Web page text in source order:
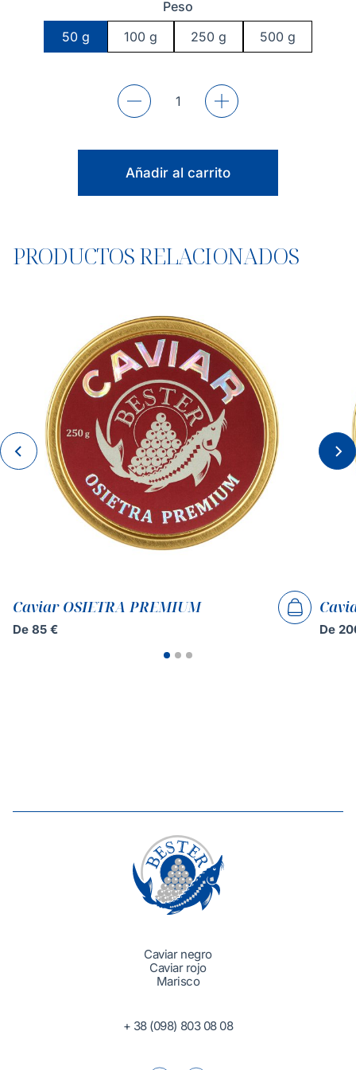
Peso
50 g
100 g 250 g 500 g
Añadir al carrito
PRODUCTOS RELACIONADOS
Caviar OSIETRA PREMIUM
De 85 € De
Caviar negro
Caviar rojo
Marisco
+ 38 (098) 803 08 08